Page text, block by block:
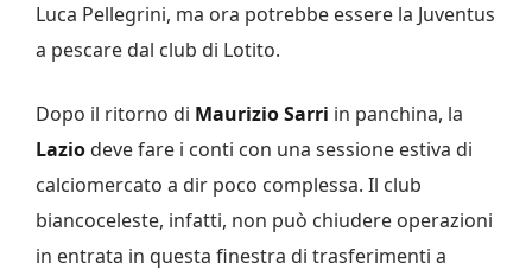
Luca Pellegrini, ma ora potrebbe essere la Juventus
a pescare dal club di Lotito.
Dopo il ritorno di Maurizio Sarri in panchina, la
Lazio deve fare i conti con una sessione estiva di
calciomercato a dir poco complessa. Il club
biancoceleste, infatti, non può chiudere operazioni
in entrata in questa finestra di trasferimenti a